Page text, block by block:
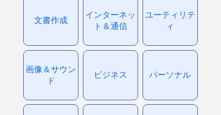
文書作成
インターネッ
ト＆通信
ユーティリテ
ィ
画像＆サウン
ド
ビジネス パーソナル